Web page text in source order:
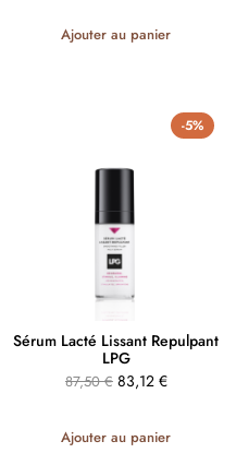
Ajouter au panier
-5%
Sérum Lacté Lissant Repulpant
LPG
87,50€ 83,12 €
Ajouter au panier